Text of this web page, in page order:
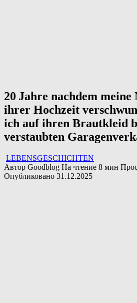
20 Jahre nachdem
ihrer Hochzeit
ich auf ihren Brautkleid
verstaubten
LEBENSGESCHICHTEN
Автор Goodblog На чтение 8 мин
Опубликовано 31.12.2025